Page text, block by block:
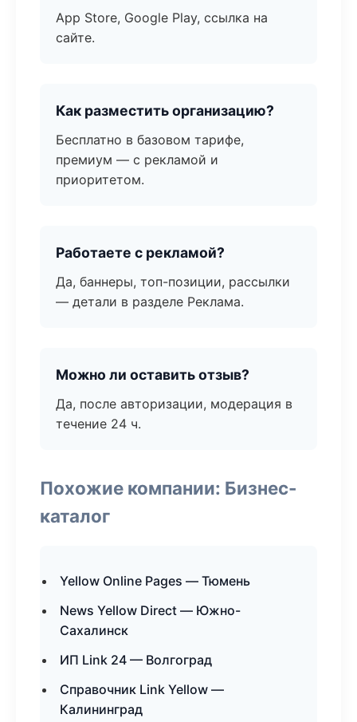
App Store, Google Play, ссылка на
сайте.
Как разместить организацию?
Бесплатно в базовом тарифе,
премиум — с рекламой и
приоритетом.
Работаете с рекламой?
Да, баннеры, топ-позиции, рассылки
— детали в разделе Реклама.
Можно ли оставить отзыв?
Да, после авторизации, модерация в
течение 24 ч.
Похожие компании: Бизнес-
каталог
Yellow Online Pages — Тюмень
News Yellow Direct — Южно-
Сахалинск
ИП Link 24 — Волгоград
Справочник Link Yellow —
Калининград